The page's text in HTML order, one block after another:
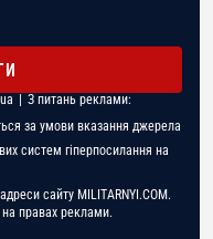
| З питань реклами:
за умови вказання джерела
систем гіперпосилання на
сайту MILITARNYI.COM.
на правах реклами.